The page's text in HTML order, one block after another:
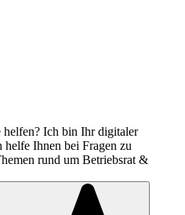
Ich bin Ihr digitaler
Ihnen bei Fragen zu
rund um Betriebsrat &